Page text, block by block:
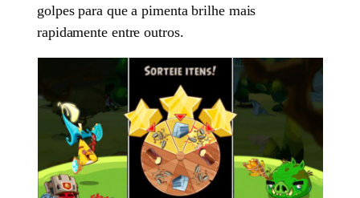
golpes para que a pimenta brilhe mais
rapidamente entre outros.